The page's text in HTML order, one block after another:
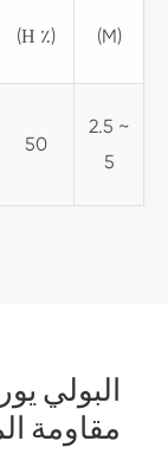
(Η ٪) (M)
50
2.5 ~
5
مقاومة